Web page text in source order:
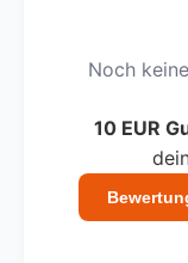
Noch
10 EUR